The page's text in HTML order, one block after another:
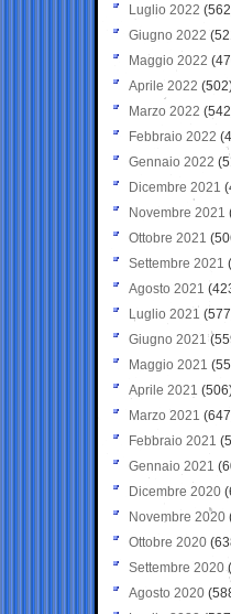
Luglio 2022
Giugno 2022
Maggio 2022
Aprile 2022
Marzo 2022
Febbraio 2022
Gennaio 2022
Dicembre 2021
Novembre 2021
Ottobre 2021
Settembre 2021
Agosto 2021
Luglio 2021
Giugno 2021
Maggio 2021
Aprile 2021
Marzo 2021
Febbraio 2021
Gennaio 2021
Dicembre 2020
Novembre 2020
Ottobre 2020
Settembre 2020
Agosto 2020